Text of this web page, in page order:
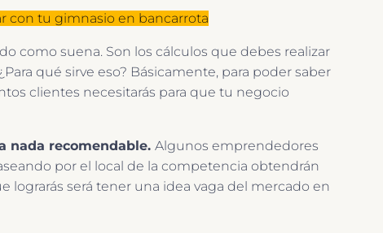
con tu gimnasio en bancarrota
como suena. Son los cálculos que debes realizar
qué sirve eso? Básicamente, para poder saber
clientes necesitarás para que tu negocio
nada recomendable. Algunos emprendedores
por el local de la competencia obtendrán
lograrás será tener una idea vaga del mercado en